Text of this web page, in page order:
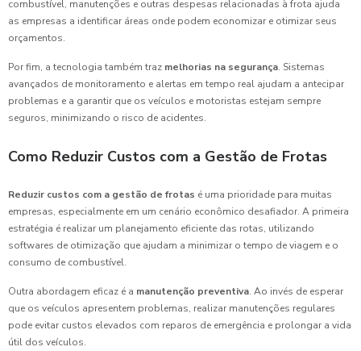
combustível, manutenções e outras despesas relacionadas à frota ajuda
as empresas a identificar áreas onde podem economizar e otimizar seus
orçamentos.
Por fim, a tecnologia também traz melhorias na segurança. Sistemas
avançados de monitoramento e alertas em tempo real ajudam a antecipar
problemas e a garantir que os veículos e motoristas estejam sempre
seguros, minimizando o risco de acidentes.
Como Reduzir Custos com a Gestão de Frotas
Reduzir custos com a gestão de frotas é uma prioridade para muitas
empresas, especialmente em um cenário econômico desafiador. A primeira
estratégia é realizar um planejamento eficiente das rotas, utilizando
softwares de otimização que ajudam a minimizar o tempo de viagem e o
consumo de combustível.
Outra abordagem eficaz é a manutenção preventiva. Ao invés de esperar
que os veículos apresentem problemas, realizar manutenções regulares
pode evitar custos elevados com reparos de emergência e prolongar a vida
útil dos veículos.